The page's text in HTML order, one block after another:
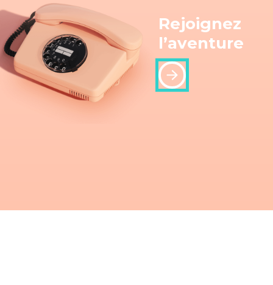
Rejoignez
l’aventure